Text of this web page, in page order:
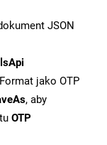
JSON
jako OTP
, aby
OTP